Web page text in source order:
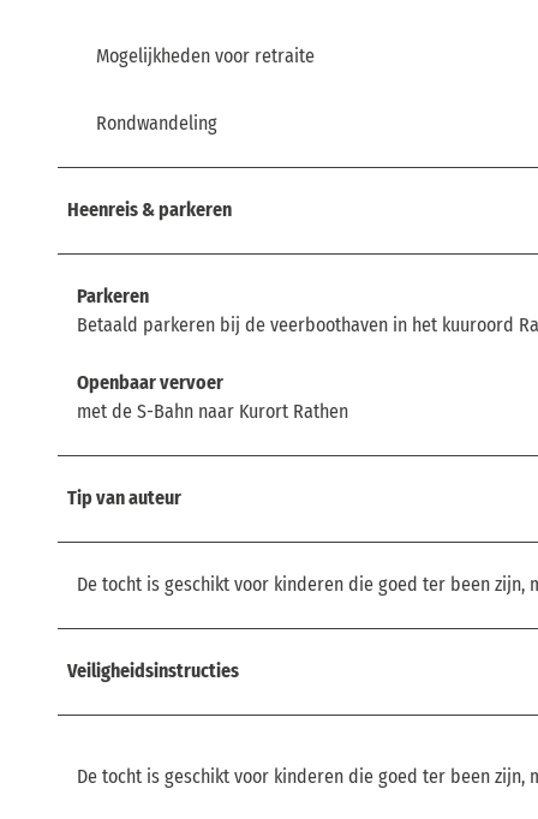
Mogelijkheden voor retraite
Rondwandeling
Heenreis & parkeren
Parkeren
Betaald parkeren bij de veerboothaven in het kuuroord
Openbaar vervoer
met de S-Bahn naar Kurort Rathen
Tip van auteur
De tocht is geschikt voor kinderen die goed ter been zijn,
Veiligheidsinstructies
De tocht is geschikt voor kinderen die goed ter been zijn,